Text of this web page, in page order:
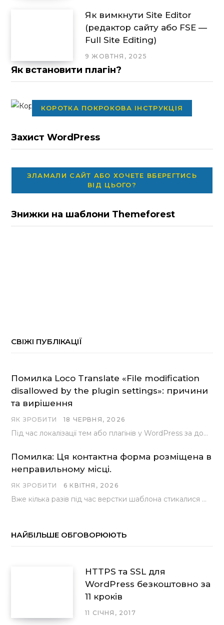
Як вимкнути Site Editor
(редактор сайту або FSE —
Full Site Editing)
9 ЖОВТНЯ, 2025
Як встановити плагін?
КОРОТКА ПОКРОКОВА ІНСТРУКЦІЯ
Захист WordPress
ЗЛАМАЛИ САЙТ АБО ХОЧЕТЕ ВБЕРЕГТИСЬ
ВІД ЦЬОГО?
Знижки на шаблони Themeforest
СВІЖІ ПУБЛІКАЦІЇ
Помилка Loco Translate «File modification
disallowed by the plugin settings»: причини
та вирішення
ЯК ЗРОБИТИ 18 ЧЕРВНЯ, 2026
Під час локалізації тем або плагінів у WordPress за допомогою популярного інструменту Loco Translate розробники…
Помилка: Ця контактна форма розміщена в
неправильному місці.
ЯК ЗРОБИТИ 6 КВІТНЯ, 2026
Вже кілька разів під час верстки шаблона стикалися з проблемою, коли замість контактної форми, згенерованої…
НАЙБІЛЬШЕ ОБГОВОРЮЮТЬ
HTTPS та SSL для
WordPress безкоштовно за
11 кроків
11 СІЧНЯ, 2017